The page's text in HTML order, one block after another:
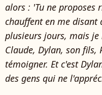
alors : 'Tu ne proposes
chauffent en me disant
plusieurs jours, mais
Claude, Dylan, son fils,
témoigner. Et c'est
des gens qui ne